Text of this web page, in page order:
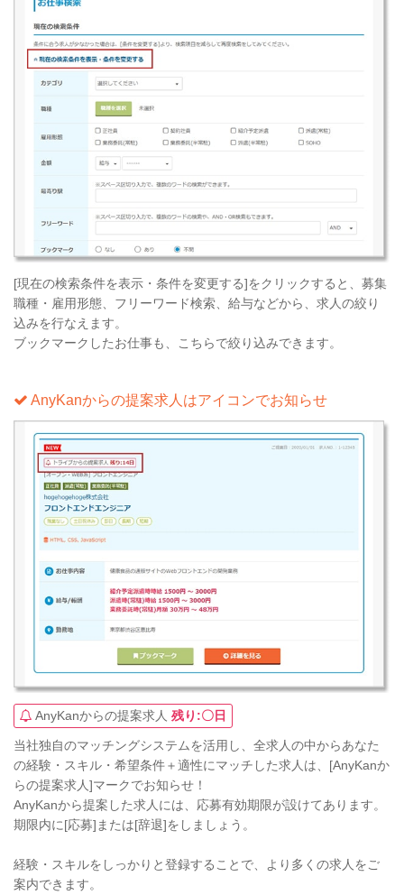
[現在の検索条件を表示・条件を変更する]をクリックすると、募集
職種・雇用形態、フリーワード検索、給与などから、求人の絞り
込みを行なえます。
ブックマークしたお仕事も、こちらで絞り込みできます。
AnyKanからの提案求人はアイコンでお知らせ
AnyKanからの提案求人 残り:〇日
当社独自のマッチングシステムを活用し、全求人の中からあなた
の経験・スキル・希望条件＋適性にマッチした求人は、[AnyKanか
らの提案求人]マークでお知らせ！
AnyKanから提案した求人には、応募有効期限が設けてあります。
期限内に[応募]または[辞退]をしましょう。
経験・スキルをしっかりと登録することで、より多くの求人をご
案内できます。